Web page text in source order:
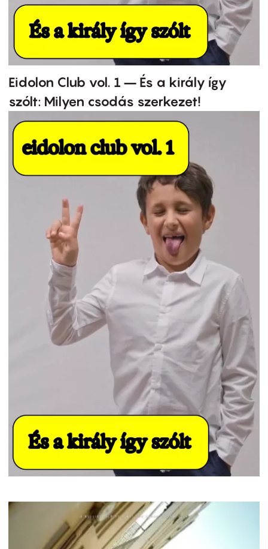
Eidolon Club vol. 1 – És a király így
szólt: Milyen csodás szerkezet!